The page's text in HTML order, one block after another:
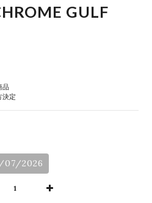
GULF
品
決定
07/2026